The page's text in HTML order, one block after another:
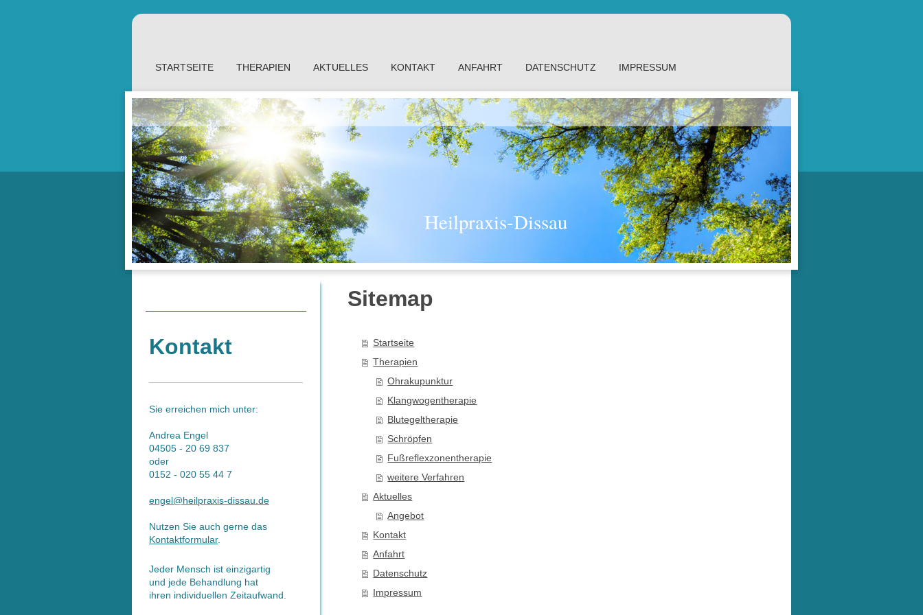
STARTSEITE THERAPIEN AKTUELLES KONTAKT ANFAHRT DATENSCHUTZ IMPRESSUM
Heilpraxis-Dissau
Sitemap
Startseite
Therapien
Ohrakupunktur
Klangwogentherapie
Blutegeltherapie
Schröpfen
Fußreflexzonentherapie
weitere Verfahren
Aktuelles
Angebot
Kontakt
Anfahrt
Datenschutz
Impressum
Kontakt
Sie erreichen mich unter:
Andrea Engel
04505 - 20 69 837
oder
0152 - 020 55 44 7
engel@heilpraxis-dissau.de
Nutzen Sie auch gerne das
Kontaktformular.
Jeder Mensch ist einzigartig
und jede Behandlung hat
ihren individuellen Zeitaufwand.